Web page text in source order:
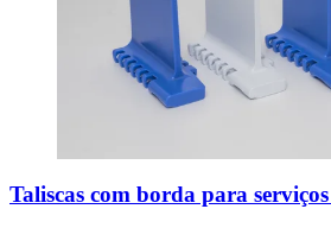
Taliscas com borda para serviços